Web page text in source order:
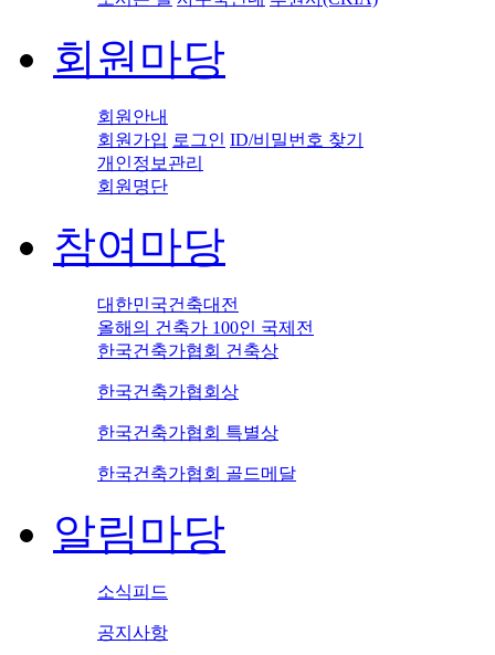
회원마당
회원안내
회원가입 로그인 ID/비밀번호 찾기
개인정보관리
회원명단
참여마당
대한민국건축대전
올해의 건축가 100인 국제전
한국건축가협회 건축상
한국건축가협회상
한국건축가협회 특별상
한국건축가협회 골드메달
알림마당
소식피드
공지사항